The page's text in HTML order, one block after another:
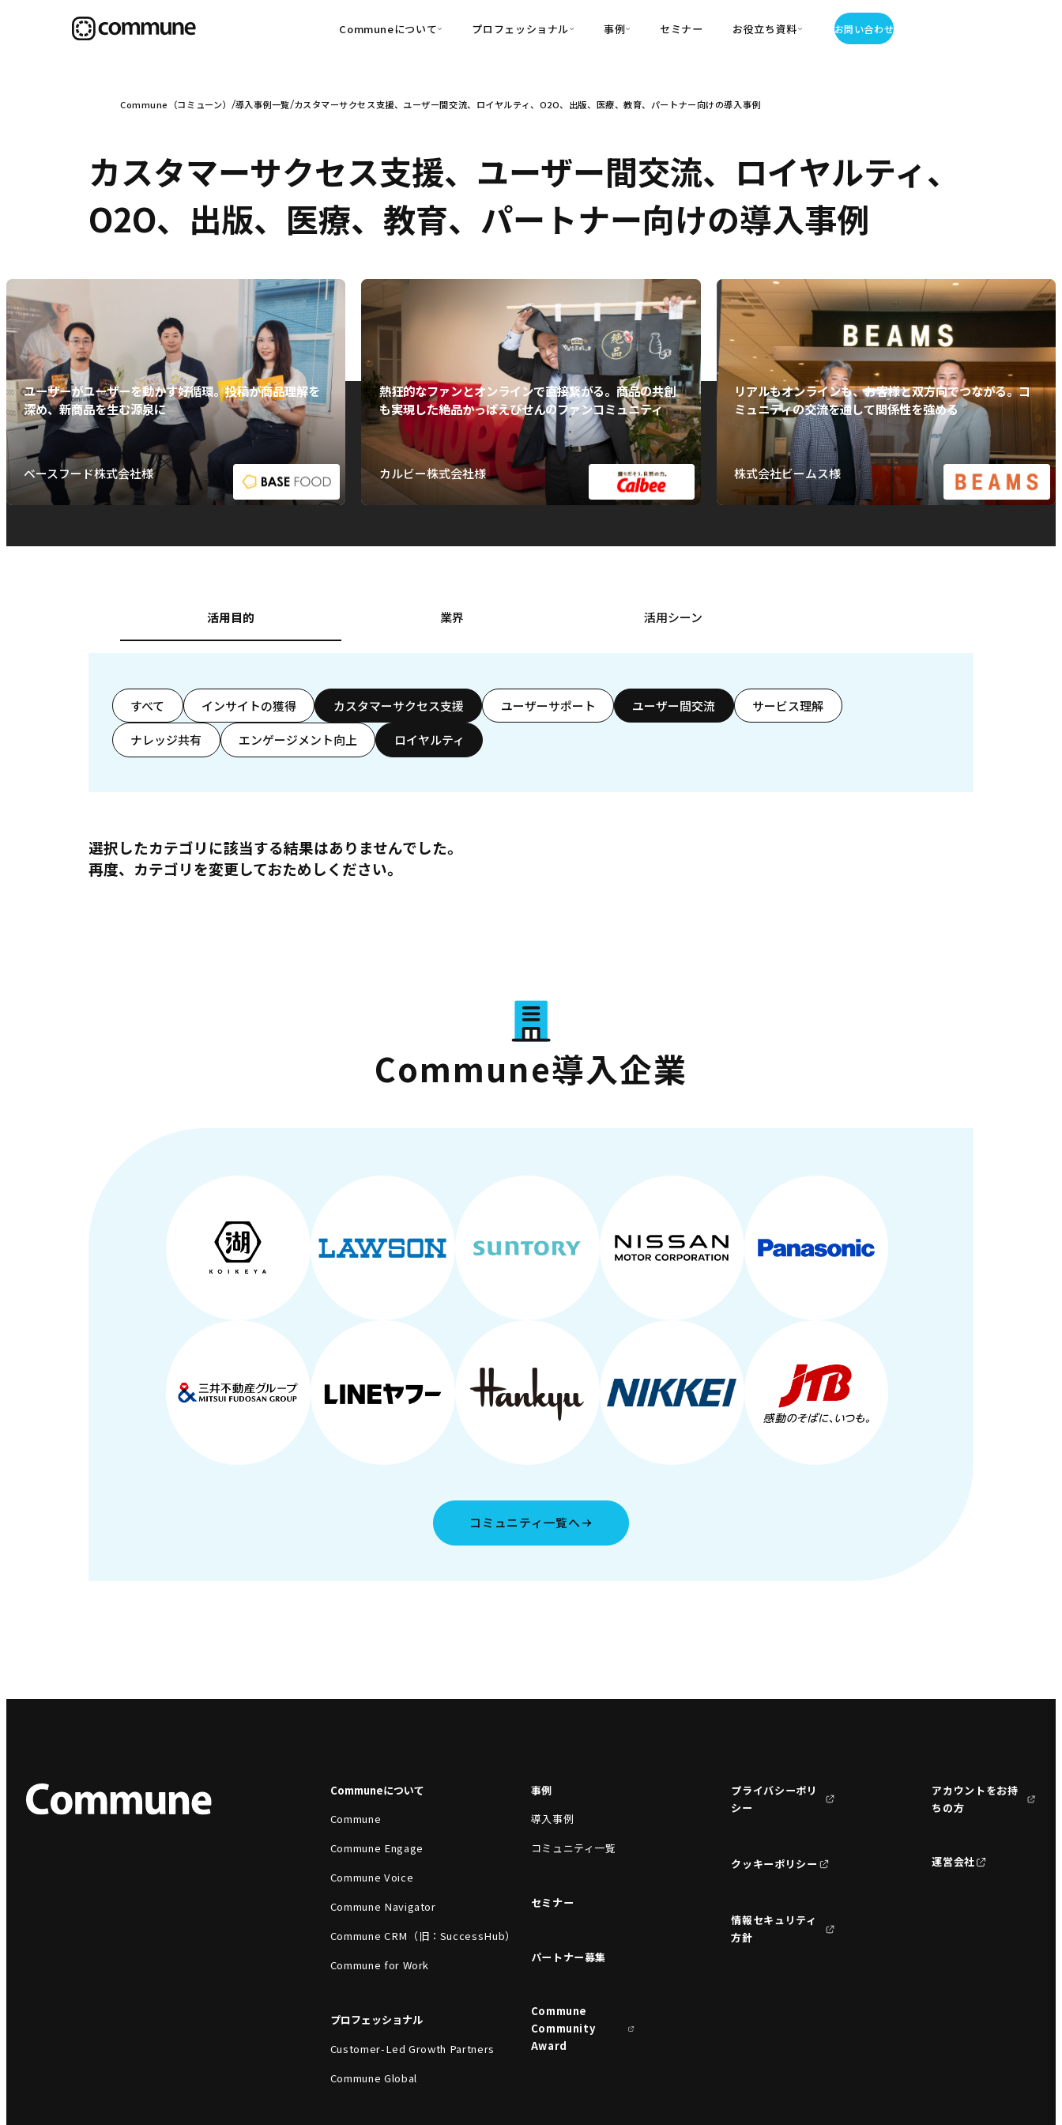
Communeについて
可視化
育成
・Commune Voice ・Commune Navigator
信頼を醸成する信頼起点経営基盤
・Commune CRM（旧：
SuccessHub）
・Commune for Work
プロフェッショナル
・Customer-Led Growth
事例
導入事例
セミナー お役立ち資料 お問い合わせ
Commune（コミューン） 導入事例一覧 カスタマーサクセス支援、ユーザー間交流、ロイヤルティ、O2O、出版、医療、教育、パートナー向けの導入事例
カスタマーサクセス支援、ユーザー間交流、ロイヤルティ、
O2O、出版、医療、教育、パートナー向けの導入事例
ユーザーがユーザーを動かす好循環。投稿が商品理解を
深め、新商品を生む源泉に
ベースフード株式会社様
熱狂的なファンとオンラインで直接繋がる。商品の共創
も実現した絶品かっぱえびせんのファンコミュニティ
カルビー株式会社様
リアルもオンラインも、お客様と双方向でつながる。コ
ミュニティの交流を通して関係性を強める
株式会社ビームス様
活用目的 業界 活用シーン
すべて インサイトの獲得 カスタマーサクセス支援 ユーザーサポート ユーザー間交流 サービス理解
ナレッジ共有 エンゲージメント向上 ロイヤルティ
選択したカテゴリに該当する結果はありませんでした。
再度、カテゴリを変更しておためしください。
Commune導入企業
コミュニティ一覧へ
Communeについて
Commune
Commune Engage
Commune Voice
Commune Navigator
Commune CRM（旧：SuccessHub）
Commune for Work
プロフェッショナル
Customer-Led Growth Partners
Commune Global
事例
導入事例
コミュニティ一覧
セミナー
パートナー募集
Commune
Community
Award
プライバシーポリ
シー
クッキーポリシー
情報セキュリティ
方針
アカウントをお持
ちの方
運営会社